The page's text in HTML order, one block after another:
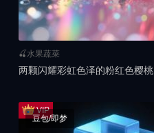
🍒水果蔬菜
两颗闪耀彩虹色泽的粉红色樱桃
豆包/即梦